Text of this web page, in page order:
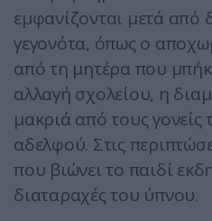
εμφανίζονται μετά από
γεγονότα, όπως ο
από τη μητέρα που
αλλαγή σχολείου, η
μακριά από τους γονείς
αδελφού. Στις
που βιώνει το παιδί
διαταραχές του ύπνου.